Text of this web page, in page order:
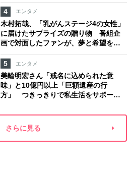
4
エンタメ
木村拓哉、「乳がんステージ4の女性」
に届けたサプライズの贈り物 番組企
画で対面したファンが、夢と希望を与
える心遣いに「うれしくて号泣しまし
た」
5 エンタメ
美輪明宏さん「戒名に込められた意
味」と10億円以上「巨額遺産の行
方」 つきっきりで私生活をサポート
さらに見る